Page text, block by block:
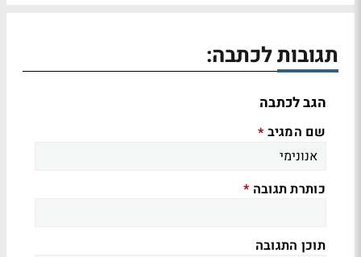
תגובות לכתבה:
הגב לכתבה
שם המגיב *
כותרת תגובה *
תוכן התגובה